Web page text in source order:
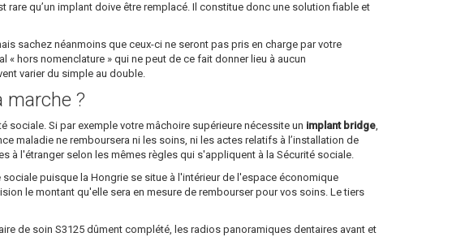
qu’un implant doive être remplacé. Il constitue donc une solution fiable et
sachez néanmoins que ceux-ci ne seront pas pris en charge par votre
hors nomenclature » qui ne peut de ce fait donner lieu à aucun
varier du simple au double.
?
sociale. Si par exemple votre mâchoire supérieure nécessite un implant bridge,
maladie ne remboursera ni les soins, ni les actes relatifs à l’installation de
à l'étranger selon les mêmes règles qui s'appliquent à la Sécurité sociale.
puisque la Hongrie se situe à l'intérieur de l'espace économique
le montant qu'elle sera en mesure de rembourser pour vos soins. Le tiers
de soin S3125 dûment complété, les radios panoramiques dentaires avant et